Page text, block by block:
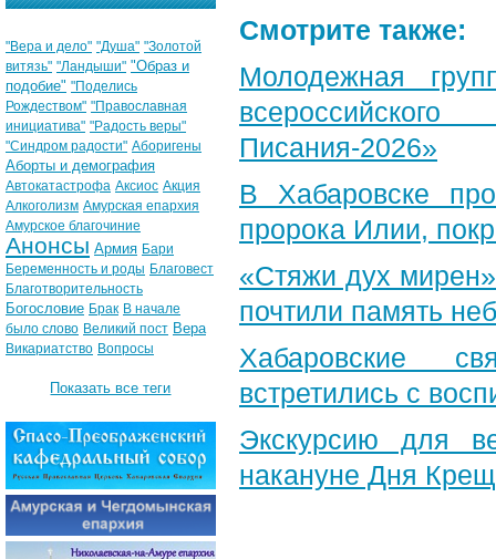
Смотрите также:
Молодежная
Писания-2026»
В Хабаровске
пророка Илии,
«Стяжи дух
почтили память
Хабаровские
встретились с
Экскурсию для
накануне Дня
"Вера и дело" "Душа" "Золотой
витязь" "Ландыши" "Образ и
подобие" "Поделись
Рождеством" "Православная
инициатива" "Радость веры"
"Синдром радости" Аборигены
Аборты и демография
Автокатастрофа Аксиос Акция
Алкоголизм Амурская епархия
Амурское благочиние
Анонсы Армия Бари
Беременность и роды Благовест
Благотворительность
Богословие Брак В начале
было слово Великий пост Вера
Викариатство Вопросы
Показать все теги